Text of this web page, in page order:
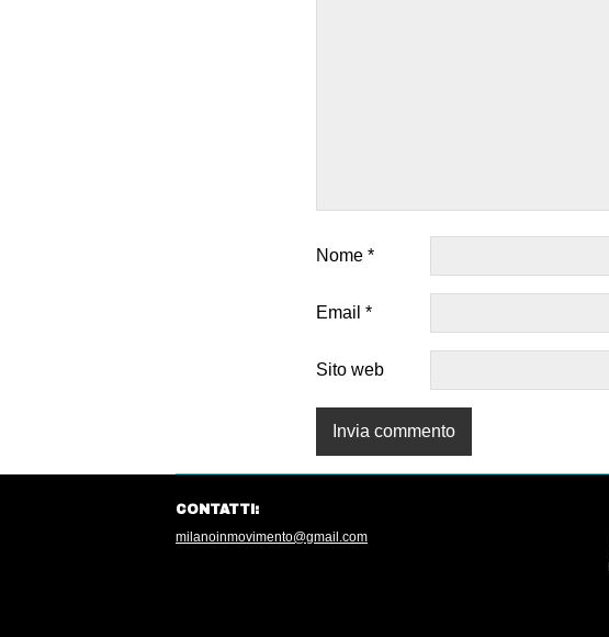
Nome *
Email *
Sito web
CONTATTI:
milanoinmovimento@gmail.com